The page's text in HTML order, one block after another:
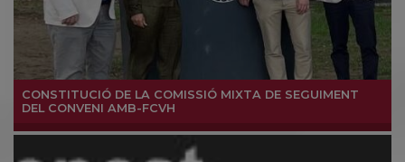
CONSTITUCIÓ DE LA COMISSIÓ MIXTA DE SEGUIMENT
DEL CONVENI AMB-FCVH